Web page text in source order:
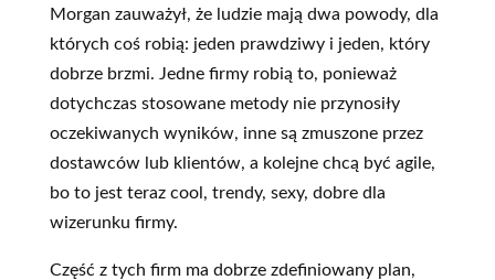
Morgan zauważył, że ludzie mają dwa powody, dla
których coś robią: jeden prawdziwy i jeden, który
dobrze brzmi. Jedne firmy robią to, ponieważ
dotychczas stosowane metody nie przynosiły
oczekiwanych wyników, inne są zmuszone przez
dostawców lub klientów, a kolejne chcą być agile,
bo to jest teraz cool, trendy, sexy, dobre dla
wizerunku firmy.
Część z tych firm ma dobrze zdefiniowany plan,